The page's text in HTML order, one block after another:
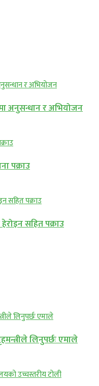
अनुसन्धान र अभियोजन
पक्राउ
सहित पक्राउ
लिनुपर्छः एमाले